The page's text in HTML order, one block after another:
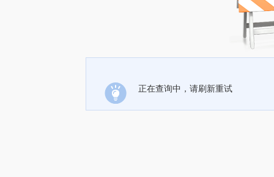
正在查询中，请刷新重试